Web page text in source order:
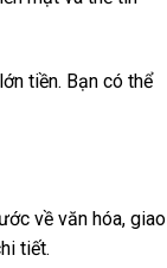
tiền. Bạn có thể
về văn hóa, giao
tiết.